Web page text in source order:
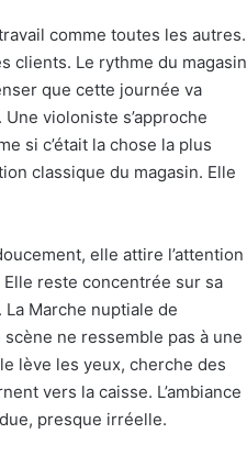
comme toutes les autres.
clients. Le rythme du magasin
que cette journée va
violoniste s’approche
si c’était la chose la plus
classique du magasin. Elle
elle attire l’attention
Elle reste concentrée sur sa
Marche nuptiale de
ne ressemble pas à une
lève les yeux, cherche des
vers la caisse. L’ambiance
presque irréelle.